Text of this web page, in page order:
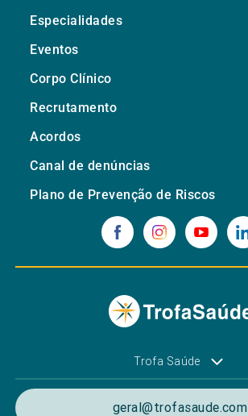
Especialidades
Eventos
Corpo Clínico
Recrutamento
Acordos
Canal de denúncias
Plano de Prevenção de Riscos
Trofa Saúde
geral@trofasaude.com